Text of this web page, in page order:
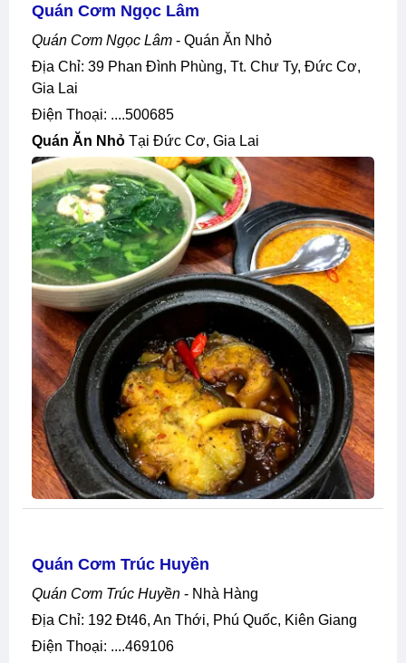
Quán Cơm Ngọc Lâm
Quán Cơm Ngọc Lâm - Quán Ăn Nhỏ
Địa Chỉ: 39 Phan Đình Phùng, Tt. Chư Ty, Đức Cơ,
Gia Lai
Điện Thoại: ....500685
Quán Ăn Nhỏ Tại Đức Cơ, Gia Lai
Quán Cơm Trúc Huyền
Quán Cơm Trúc Huyền - Nhà Hàng
Địa Chỉ: 192 Đt46, An Thới, Phú Quốc, Kiên Giang
Điện Thoại: ....469106